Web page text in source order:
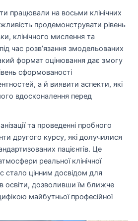
працювали на восьми клінічних
продемонструвати рівень
клінічного мислення та
час розв’язання змодельованих
формат оцінювання дає змогу
сформованості
а й виявити аспекти, які
вдосконалення перед
та проведенні пробного
другого курсу, які долучилися
пацієнтів. Це
реальної клінічної
стало цінним досвідом для
освіти, дозволивши їм ближче
майбутньої професійної